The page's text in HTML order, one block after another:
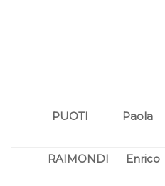
PUOTI Paola
RAIMONDI Enrico